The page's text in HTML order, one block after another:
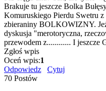
Brakuje tu jeszcze Bolka
Komuruskiego Pierdu Swetru
zbieraniny BOLKOWIZNY.
dyskusja "merotoryczna,
przewodem z............ I jeszcze
Zgłoś wpis
Oceń wpis:1
Odpowiedz
Cytuj
70 Postów